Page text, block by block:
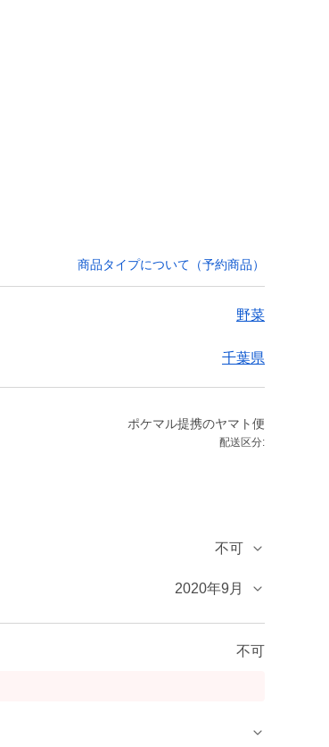
商品タイプについて（予約商品）
野菜
千葉県
ポケマル提携のヤマト便
配送区分:
不可
2020年9月
不可